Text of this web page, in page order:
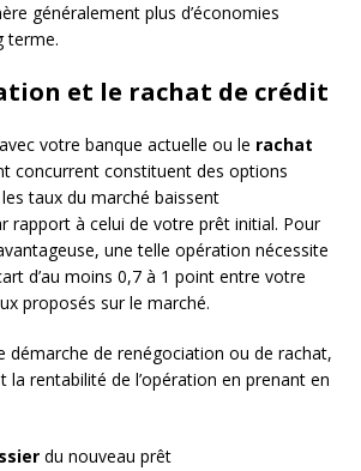
généralement plus d’économies
terme.
et le rachat de crédit
avec votre banque actuelle ou le rachat
concurrent constituent des options
taux du marché baissent
rapport à celui de votre prêt initial. Pour
une telle opération nécessite
d’au moins 0,7 à 1 point entre votre
proposés sur le marché.
démarche de renégociation ou de rachat,
la rentabilité de l’opération en prenant en
du nouveau prêt